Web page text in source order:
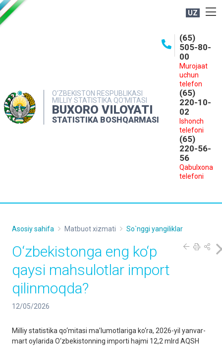
UZ
O‘ZBEKISTON RESPUBLIKASI
MILLIY STATISTIKA QO‘MITASI
BUXORO VILOYATI
STATISTIKA BOSHQARMASI
(65)
505-80-
00
Murojaat
uchun
telefon
(65)
220-10-
02
Ishonch
telefoni
(65)
220-56-
56
Qabulxona
telefoni
MATBUOT XIZMATI
MUROJAATLAR
Asosiy sahifa Matbuot xizmati So`nggi yangiliklar
O‘zbekistonga eng ko‘p
qaysi mahsulotlar import
qilinmoqda?
12/05/2026
Milliy statistika qo‘mitasi ma’lumotlariga ko‘ra, 2026-yil yanvar-
mart oylarida O‘zbekistonning importi hajmi 12,2 mlrd AQSH